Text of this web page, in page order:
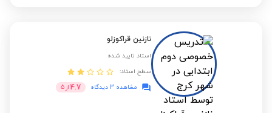
نازنین قراکوزلو
استاد تایید شده
سطح استاد:
مشاهده 3 دیدگاه
4.7 از 5